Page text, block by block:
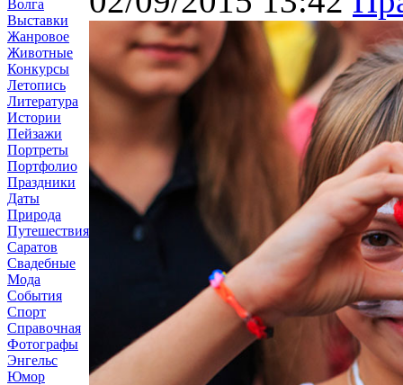
Волга
Выставки
Жанровое
Животные
Конкурсы
Летопись
Литература
Истории
Пейзажи
Портреты
Портфолио
Праздники
Даты
Природа
Путешествия
Саратов
Свадебные
Мода
События
Спорт
Справочная
Фотографы
Энгельс
Юмор